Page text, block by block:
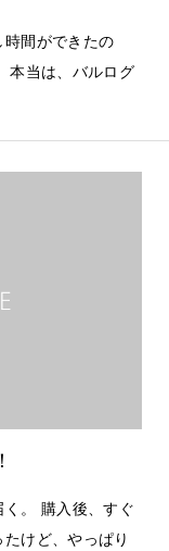
時間ができたの
本当は、バルログ
。 購入後、すぐ
けど、やっぱり